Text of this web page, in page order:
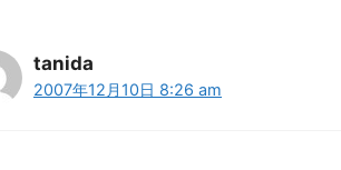
tanida
2007年12月10日 8:26 am